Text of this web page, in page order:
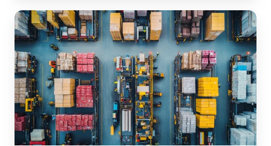
De
toekomst
van
intralogistiek:
van
AI-
voorspellingen
tot